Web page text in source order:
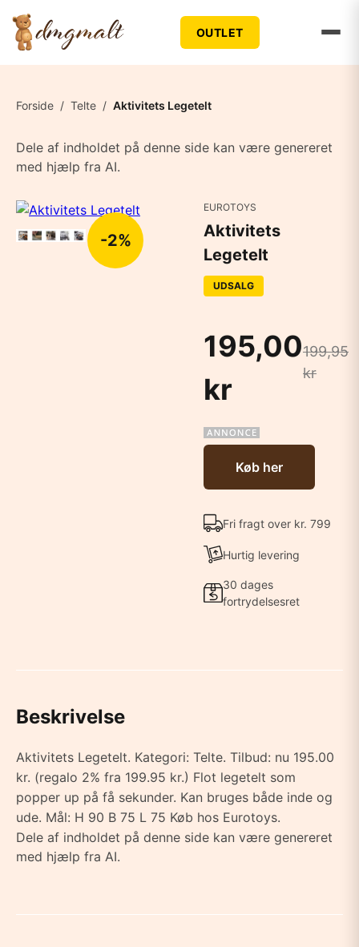
OUTLET
Forside / Telte / Aktivitets Legetelt
Dele af indholdet på denne side kan være genereret
med hjælp fra AI.
-2%
EUROTOYS
Aktivitets
Legetelt
UDSALG
195,00
kr
199,95
kr
Køb her
Fri fragt over kr. 799
Hurtig levering
30 dages
fortrydelsesret
Beskrivelse
Aktivitets Legetelt. Kategori: Telte. Tilbud: nu 195.00
kr. (regalo 2% fra 199.95 kr.) Flot legetelt som
popper up på få sekunder. Kan bruges både inde og
ude. Mål: H 90 B 75 L 75 Køb hos Eurotoys.
Dele af indholdet på denne side kan være genereret
med hjælp fra AI.